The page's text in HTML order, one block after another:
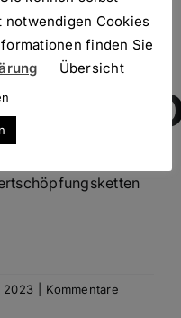
2023
Kommentare
Cookies
finden Sie
Übersicht